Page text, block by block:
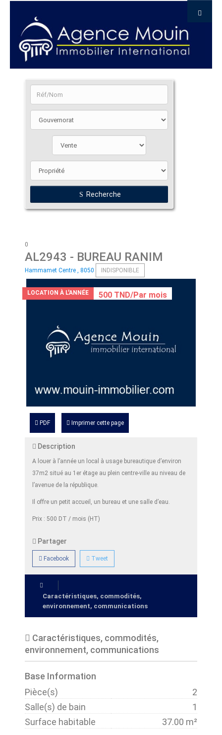
Recherche
0
AL2943 - BUREAU RANIM
Hammamet Centre , 8050 INDISPONIBLE
LOCATION À L'ANNÉE 500 TND/Par mois
PDF Imprimer cette page
Description
A louer à l’année un local à usage bureautique d’environ
37m2 situé au 1er étage au plein centre-ville au niveau de
l’avenue de la république.
Il offre un petit accueil, un bureau et une salle d’eau.
Prix : 500 DT / mois (HT)
Partager
Facebook Tweet
Caractéristiques, commodités,
environnement, communications
Caractéristiques, commodités,
environnement, communications
Base Information
Pièce(s)
2
Salle(s) de bain
1
Surface habitable
37.00 m²